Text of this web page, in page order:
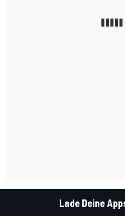
Lade Deine